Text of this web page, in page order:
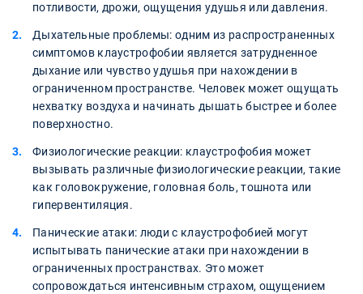
потливости, дрожи, ощущения удушья или давления.
Дыхательные проблемы: одним из распространенных
симптомов клаустрофобии является затрудненное
дыхание или чувство удушья при нахождении в
ограниченном пространстве. Человек может ощущать
нехватку воздуха и начинать дышать быстрее и более
поверхностно.
Физиологические реакции: клаустрофобия может
вызывать различные физиологические реакции, такие
как головокружение, головная боль, тошнота или
гипервентиляция.
Панические атаки: люди с клаустрофобией могут
испытывать панические атаки при нахождении в
ограниченных пространствах. Это может
сопровождаться интенсивным страхом, ощущением